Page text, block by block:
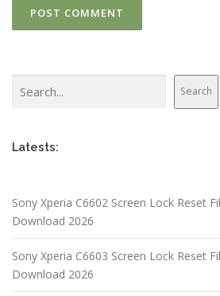
Search
Latests:
Sony Xperia C6602 Screen Lock Reset
Download 2026
Sony Xperia C6603 Screen Lock Reset
Download 2026